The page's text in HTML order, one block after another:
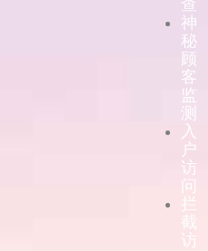
查
神
秘
顾
客
监
测
入
户
访
问
拦
截
访